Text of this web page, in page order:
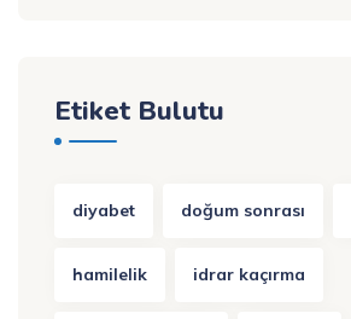
Etiket Bulutu
diyabet doğum sonrası
hamilelik idrar kaçırma